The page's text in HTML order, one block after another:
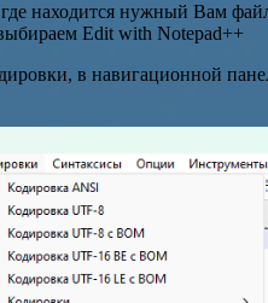
находится нужный Вам
Edit with Notepad++
в навигационной